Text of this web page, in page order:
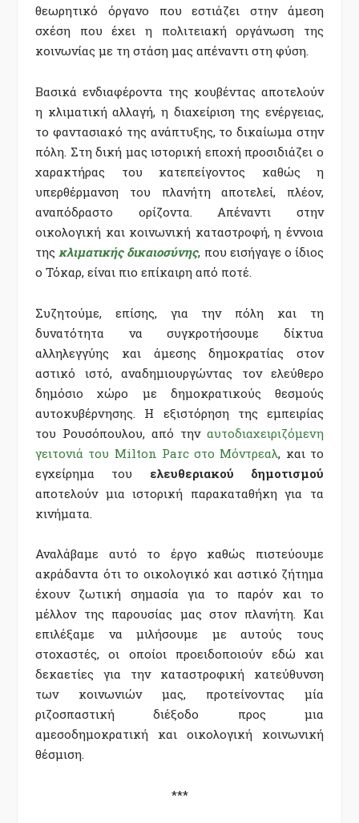
θεωρητικό όργανο που εστιάζει στην άμεση
σχέση που έχει η πολιτειακή οργάνωση της
κοινωνίας με τη στάση μας απέναντι στη φύση.
Βασικά ενδιαφέροντα της κουβέντας αποτελούν
η κλιματική αλλαγή, η διαχείριση της ενέργειας,
το φαντασιακό της ανάπτυξης, το δικαίωμα στην
πόλη. Στη δική μας ιστορική εποχή προσιδιάζει ο
χαρακτήρας του κατεπείγοντος καθώς η
υπερθέρμανση του πλανήτη αποτελεί, πλέον,
αναπόδραστο ορίζοντα. Απέναντι στην
οικολογική και κοινωνική καταστροφή, η έννοια
της κλιματικής δικαιοσύνης, που εισήγαγε ο ίδιος
ο Τόκαρ, είναι πιο επίκαιρη από ποτέ.
Συζητούμε, επίσης, για την πόλη και τη
δυνατότητα να συγκροτήσουμε δίκτυα
αλληλεγγύης και άμεσης δημοκρατίας στον
αστικό ιστό, αναδημιουργώντας τον ελεύθερο
δημόσιο χώρο με δημοκρατικούς θεσμούς
αυτοκυβέρνησης. Η εξιστόρηση της εμπειρίας
του Ρουσόπουλου, από την αυτοδιαχειριζόμενη
γειτονιά του Milton Parc στο Μόντρεαλ, και το
εγχείρημα του ελευθεριακού δημοτισμού
αποτελούν μια ιστορική παρακαταθήκη για τα
κινήματα.
Αναλάβαμε αυτό το έργο καθώς πιστεύουμε
ακράδαντα ότι το οικολογικό και αστικό ζήτημα
έχουν ζωτική σημασία για το παρόν και το
μέλλον της παρουσίας μας στον πλανήτη. Και
επιλέξαμε να μιλήσουμε με αυτούς τους
στοχαστές, οι οποίοι προειδοποιούν εδώ και
δεκαετίες για την καταστροφική κατεύθυνση
των κοινωνιών μας, προτείνοντας μία
ριζοσπαστική διέξοδο προς μια
αμεσοδημοκρατική και οικολογική κοινωνική
θέσμιση.
***